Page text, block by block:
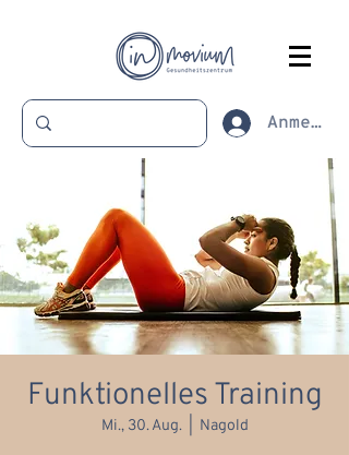
Anmelden
Funktionelles Training
Mi., 30. Aug.
  |
Nagold